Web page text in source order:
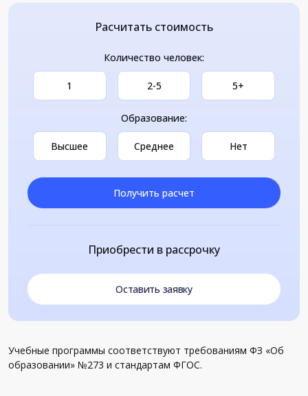
Расчитать стоимость
Количество человек:
1 2-5 5+
Образование:
Высшее Среднее Нет
Получить расчет
Приобрести в рассрочку
Оставить заявку
Учебные программы соответствуют требованиям ФЗ «Об
образовании» №273 и стандартам ФГОС.